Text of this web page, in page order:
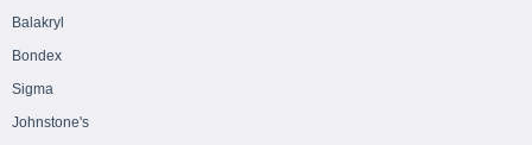
Balakryl
Bondex
Sigma
Johnstone's